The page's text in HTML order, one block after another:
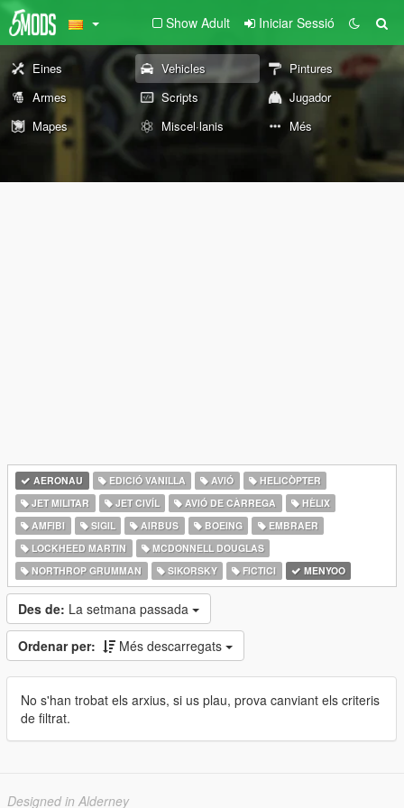
Show Adult Iniciar Sessió
Eines Vehicles
Pintures
Armes
Scripts
Jugador
Mapes
Miscel·lanis Més
AERONAU EDICIÓ VANILLA AVIÓ
HELICÒPTER
JET MILITAR
JET CIVÍL AVIÓ DE CÀRREGA
HÈLIX
AMFIBI
SIGIL AIRBUS BOEING
EMBRAER
LOCKHEED MARTIN
MCDONNELL DOUGLAS
NORTHROP GRUMMAN
SIKORSKY FICTICI MENYOO
Des de: La setmana passada
Ordenar per: Més descarregats
No s'han trobat els arxius, si us plau, prova canviant els criteris
de filtrat.
Designed in Alderney